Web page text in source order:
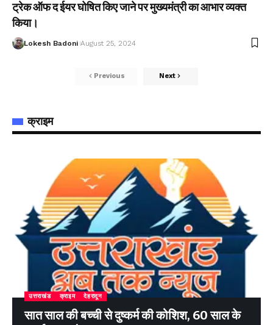
ट्रेक ऑफ द ईयर घोषित किए जाने पर मुख्यमंत्री का आभार व्यक्त
किया।
Lokesh Badoni August 25, 2024
Previous Next
क्राइम
उत्तराखंड क्राइम देहरादून
सात साल की बच्ची से दुष्कर्म की कोशिश, 60 साल के